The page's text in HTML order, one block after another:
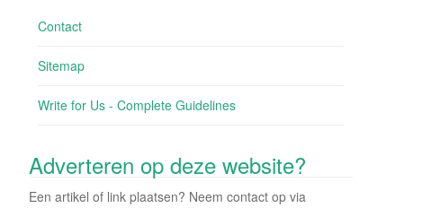
Contact
Sitemap
Write for Us - Complete Guidelines
Adverteren op deze website?
Een artikel of link plaatsen? Neem contact op via